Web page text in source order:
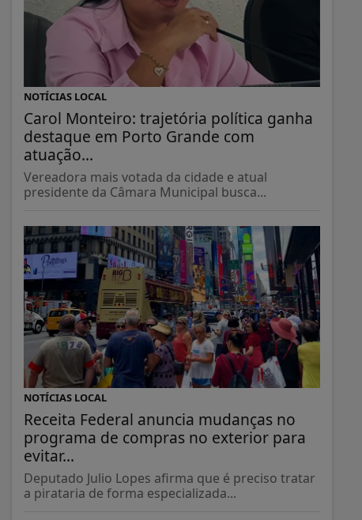
NOTÍCIAS LOCAL
Carol Monteiro: trajetória política ganha
destaque em Porto Grande com
atuação...
Vereadora mais votada da cidade e atual
presidente da Câmara Municipal busca...
NOTÍCIAS LOCAL
Receita Federal anuncia mudanças no
programa de compras no exterior para
evitar...
Deputado Julio Lopes afirma que é preciso tratar
a pirataria de forma especializada...